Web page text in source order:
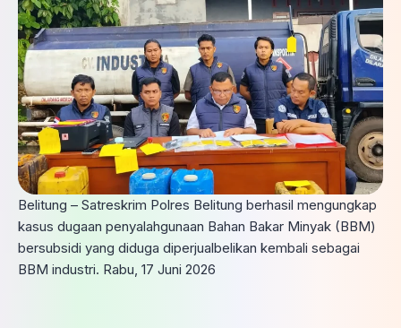
Belitung – Satreskrim Polres Belitung berhasil mengungkap
kasus dugaan penyalahgunaan Bahan Bakar Minyak (BBM)
bersubsidi yang diduga diperjualbelikan kembali sebagai
BBM industri. Rabu, 17 Juni 2026